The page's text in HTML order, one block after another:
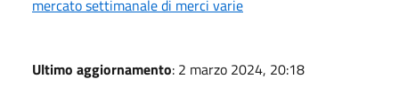
mercato settimanale di merci varie
Ultimo aggiornamento: 2 marzo 2024, 20:18